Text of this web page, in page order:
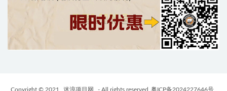
Copyright © 2021 迷浪项目网 - All rights reserved 粤ICP备2024227646号